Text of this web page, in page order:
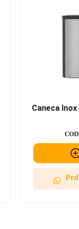
Caneca